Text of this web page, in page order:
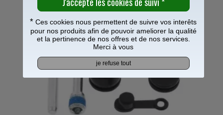
* Ces cookies nous permettent de suivre vos interêts
pour nos produits afin de pouvoir ameliorer la qualité
et la pertinence de nos offres et de nos services.
Merci à vous